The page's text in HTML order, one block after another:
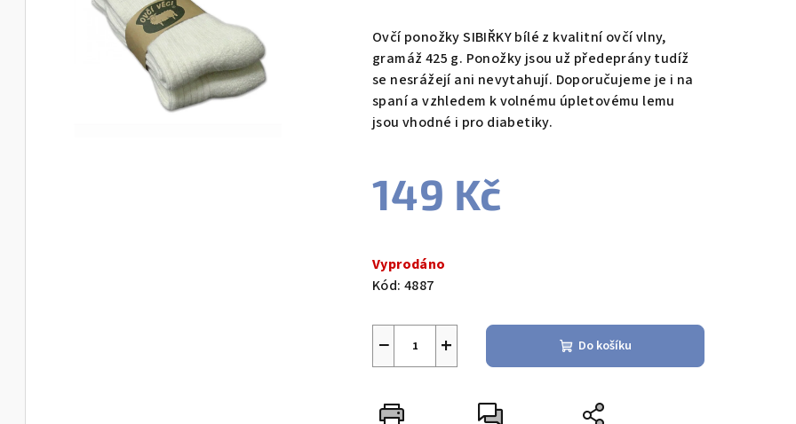
Ovčí ponožky SIBIŘKY bílé z kvalitní ovčí vlny,
gramáž 425 g. Ponožky jsou už předeprány tudíž
se nesrážejí ani nevytahují. Doporučujeme je i na
spaní a vzhledem k volnému úpletovému lemu
jsou vhodné i pro diabetiky.
149 Kč
cena:
Vyprodáno
Kód: 4887
+
− Do košíku